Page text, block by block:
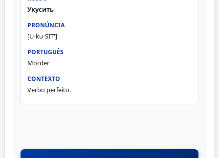
Укусить
[U-ku-SIT']
Morder
Verbo perfeito.